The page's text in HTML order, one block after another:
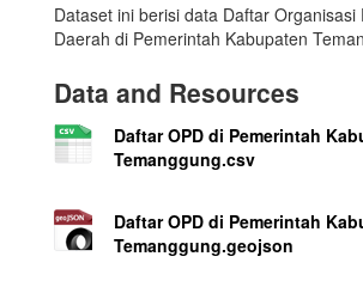
Dataset ini berisi data Daftar Organisasi
Daerah di Pemerintah Kabupaten
Data and Resources
Daftar OPD di Pemerintah
Temanggung.csv
Daftar OPD di Pemerintah
Temanggung.geojson